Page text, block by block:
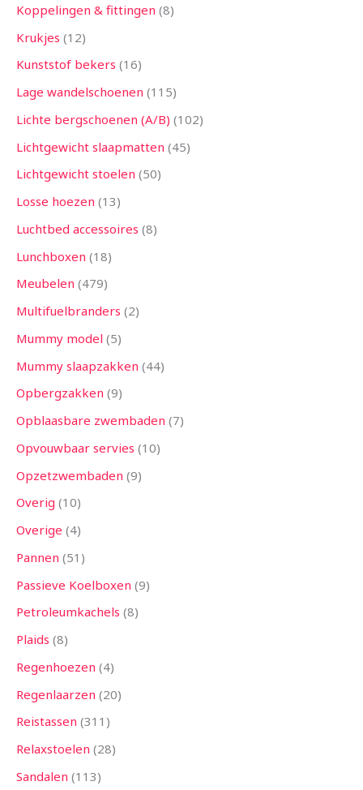
Koppelingen & fittingen 8
Krukjes 12
Kunststof bekers 16
Lage wandelschoenen 115
Lichte bergschoenen (A/B) 102
Lichtgewicht slaapmatten 45
Lichtgewicht stoelen 50
Losse hoezen 13
Luchtbed accessoires 8
Lunchboxen 18
Meubelen 479
Multifuelbranders 2
Mummy model 5
Mummy slaapzakken 44
Opbergzakken 9
Opblaasbare zwembaden 7
Opvouwbaar servies 10
Opzetzwembaden 9
Overig 10
Overige 4
Pannen 51
Passieve Koelboxen 9
Petroleumkachels 8
Plaids 8
Regenhoezen 4
Regenlaarzen 20
Reistassen 311
Relaxstoelen 28
Sandalen 113